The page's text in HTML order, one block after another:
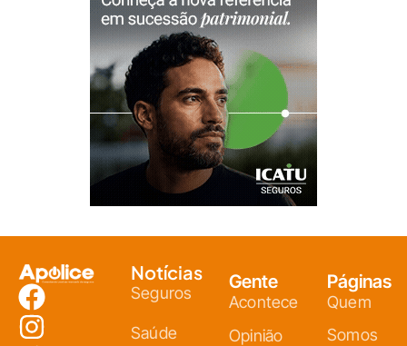
Notícias
Seguros
Saúde
Gente
Acontece
Opinião
Páginas
Quem
Somos